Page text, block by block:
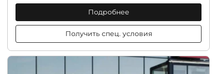
Подробнее
Получить спец. условия